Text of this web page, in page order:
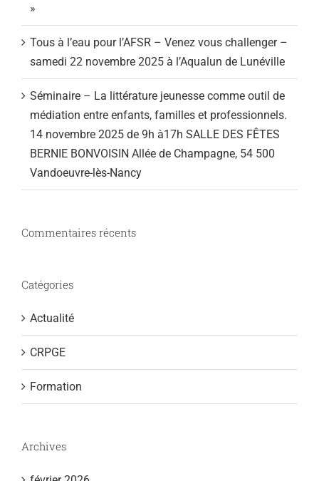
»
Tous à l’eau pour l’AFSR – Venez vous challenger –
samedi 22 novembre 2025 à l’Aqualun de Lunéville
Séminaire – La littérature jeunesse comme outil de
médiation entre enfants, familles et professionnels.
14 novembre 2025 de 9h à17h SALLE DES FÊTES
BERNIE BONVOISIN Allée de Champagne, 54 500
Vandoeuvre-lès-Nancy
Commentaires récents
Catégories
Actualité
CRPGE
Formation
Archives